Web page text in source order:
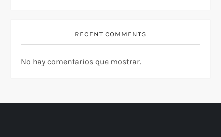
RECENT COMMENTS
No hay comentarios que mostrar.